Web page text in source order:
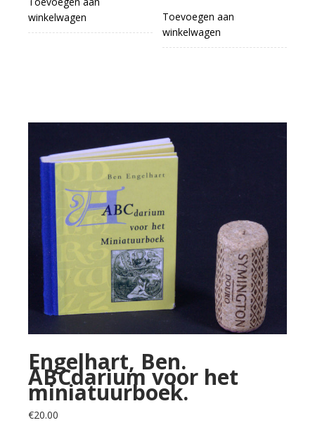
winkelwagen
Toevoegen aan
winkelwagen
Engelhart, Ben.
ABCdarium voor het
miniatuurboek.
€20.00